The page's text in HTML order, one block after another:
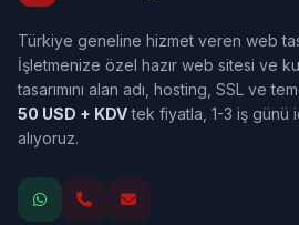
Türkiye geneline hizmet veren web
İşletmenize özel hazır web sitesi ve
tasarımını alan adı, hosting, SSL ve
50 USD + KDVtek fiyatla, 1-3 iş günü
alıyoruz.